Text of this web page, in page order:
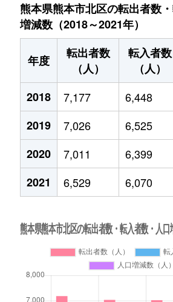
熊本県熊本市北区の転出者数
増減数（2018～2021年）
年度
転出者数
（人）
転入者数
（人）
2018
7,177 6,448
2019
7,026 6,525
2020
7,011 6,399
2021
6,529 6,070